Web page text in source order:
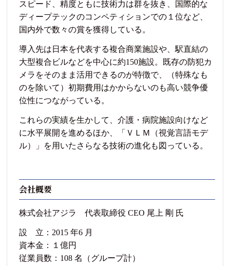
スピード、精度ともに技術力は群を抜き、国際的な
ディープテックのコンペティションでの１位など、
国内外で数々の賞を獲得している。
導入先は日本を代表する複合商業施設や、駅直結の
大型複合ビルなどを中心に約150施設。既存の防犯カ
メラをそのまま活用できるのが特徴で、（特殊なも
のを除いて）初期費用はかからないのも高い競争優
位性につながっている。
これらの実績を生かして、介護・病院施設向けなど
に水平展開を進めるほか、「ＶＬＭ（視覚言語モデ
ル）」を用いたさらなる技術の進化も図っている。
会社概要
株式会社アジラ 代表取締役 CEO 尾上 剛 氏
設 立：2015 年6 月
資本金：１億円
従業員数：108 名（グループ計）